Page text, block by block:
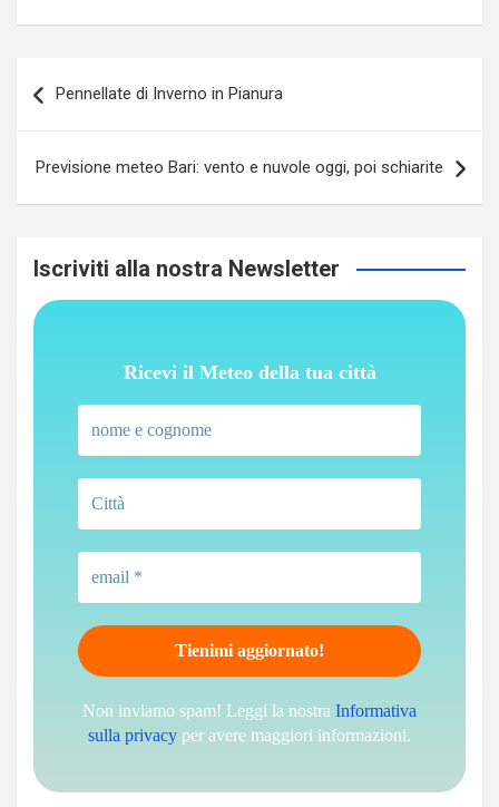
articoli
Pennellate di Inverno in Pianura
Previsione meteo Bari: vento e nuvole oggi, poi schiarite
Iscriviti alla nostra Newsletter
Ricevi il Meteo della tua città
Non inviamo spam! Leggi la nostra Informativa
sulla privacy per avere maggiori informazioni.